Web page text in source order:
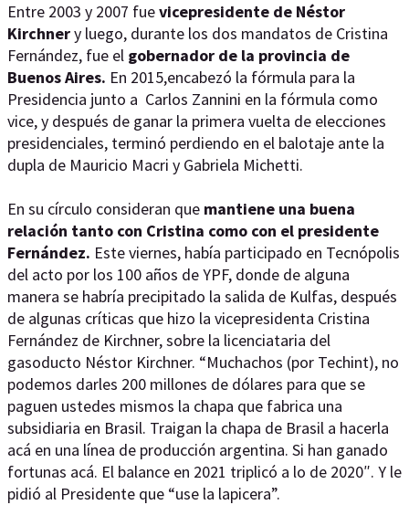
Entre 2003 y 2007 fuevicepresidente de Néstor
Kirchnery luego, durante los dos mandatos de Cristina
Fernández, fue el gobernador de la provincia de
Buenos Aires. En 2015,encabezó la fórmula para la
Presidencia junto a Carlos Zannini en la fórmula como
vice, y después de ganar la primera vuelta de elecciones
presidenciales, terminó perdiendo en el balotaje ante la
dupla de Mauricio Macri y Gabriela Michetti.
En su círculo consideran que mantiene una buena
relación tanto con Cristina como con el presidente
Fernández. Este viernes, había participado en Tecnópolis
del acto por los 100 años de YPF, donde de alguna
manera se habría precipitado la salida de Kulfas, después
de algunas críticas que hizo la vicepresidenta Cristina
Fernández de Kirchner, sobre la licenciataria del
gasoducto Néstor Kirchner. “Muchachos (por Techint), no
podemos darles 200 millones de dólares para que se
paguen ustedes mismos la chapa que fabrica una
subsidiaria en Brasil. Traigan la chapa de Brasil a hacerla
acá en una línea de producción argentina. Si han ganado
fortunas acá. El balance en 2021 triplicó a lo de 2020″. Y le
pidió al Presidente que “use la lapicera”.